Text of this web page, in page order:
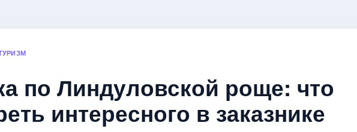
по Линдуловской роще: что
интересного в заказнике